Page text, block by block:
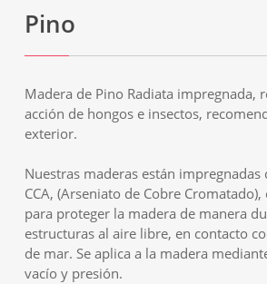
Pino
Madera de Pino Radiata impregnada,
acción de hongos e insectos,
exterior.
Nuestras maderas están impregnadas
CCA, (Arseniato de Cobre
para proteger la madera de manera
estructuras al aire libre, en contacto
de mar. Se aplica a la madera
vacío y presión.